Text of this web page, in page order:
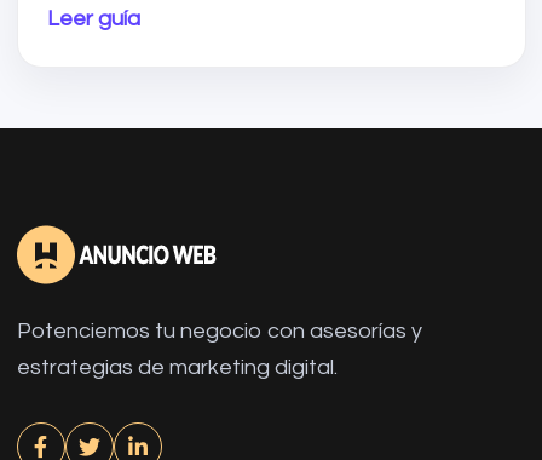
Leer guía
Potenciemos tu negocio con asesorías y
estrategias de marketing digital.